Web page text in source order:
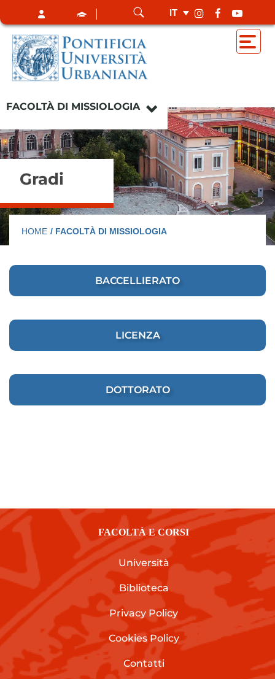
IT
FACOLTÀ DI MISSIOLOGIA
Gradi
HOME / FACOLTÀ DI MISSIOLOGIA
BACCELLIERATO
LICENZA
DOTTORATO
FACOLTÀ E CORSI
Università
Biblioteca
Privacy Policy
Cookies Policy
Contatti